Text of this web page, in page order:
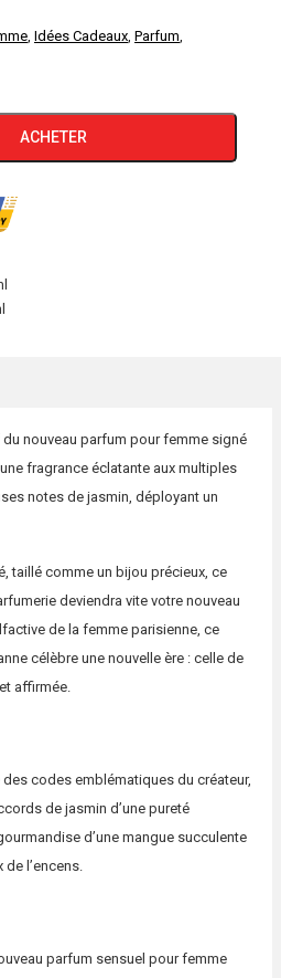
, Idées Cadeaux, Parfum,
ACHETER
nouveau parfum pour femme signé
fragrance éclatante aux multiples
notes de jasmin, déployant un
taillé comme un bijou précieux, ce
deviendra vite votre nouveau
de la femme parisienne, ce
célèbre une nouvelle ère : celle de
affirmée.
codes emblématiques du créateur,
de jasmin d’une pureté
d’une mangue succulente
l’encens.
parfum sensuel pour femme